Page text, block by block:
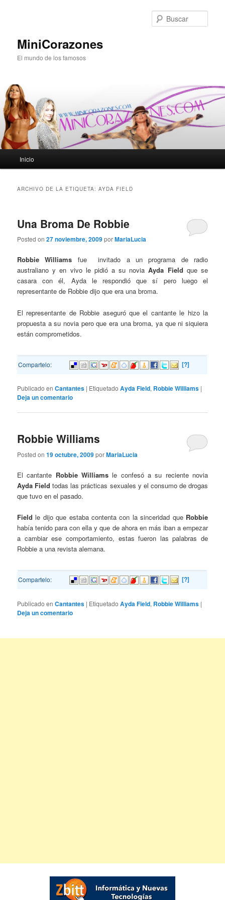
MiniCorazones
El mundo de los famosos
principal
Inicio
ARCHIVO DE LA ETIQUETA:AYDA FIELD
Una Broma De Robbie
Posted on27 noviembre, 2009porMariaLucia
Robbie Williams fue invitado a un programa de radio
australiano y en vivo le pidió a su noviaAyda Field que se
casara con él, Ayda le respondió que sí pero luego el
representante de Robbie dijo que era una broma.
El representante de Robbie aseguró que el cantante le hizo la
propuesta a su novia pero que era una broma, ya que ni siquiera
están comprometidos.
Compartelo: [?]
Publicado en Cantantes | Etiquetado Ayda Field, Robbie Williams |
Deja un comentario
Robbie Williams
Posted on19 octubre, 2009porMariaLucia
El cantante Robbie Williams le confesó a su reciente novia
Ayda Field todas las prácticas sexuales y el consumo de drogas
que tuvo en el pasado.
Field le dijo que estaba contenta con la sinceridad que Robbie
había tenido para con ella y que de ahora en más iban a empezar
a cambiar ese comportamiento, estas fueron las palabras de
Robbie a una revista alemana.
Compartelo: [?]
Publicado en Cantantes | Etiquetado Ayda Field, Robbie Williams |
Deja un comentario